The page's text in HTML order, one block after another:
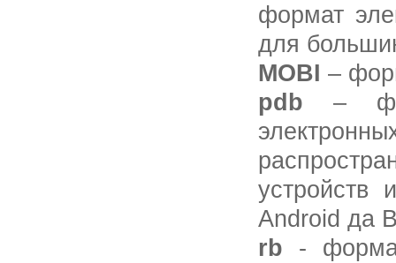
формат
для
MOBI –
pdb –
Android да
rb -